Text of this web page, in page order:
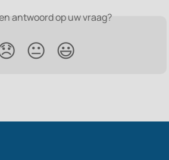
antwoord op uw vraag?
😐 😃